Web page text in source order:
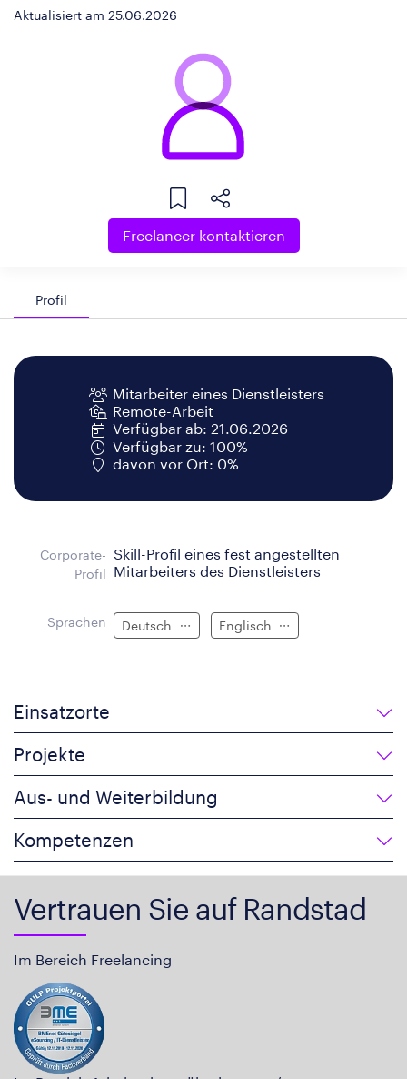
Aktualisiert am 25.06.2026
Freelancer kontaktieren
Profil
Mitarbeiter eines Dienstleisters
Remote-Arbeit
Verfügbar ab: 21.06.2026
Verfügbar zu: 100%
davon vor Ort: 0%
Corporate-
Profil
Skill-Profil eines fest angestellten
Mitarbeiters des Dienstleisters
Sprachen Deutsch Englisch
Einsatzorte
Projekte
Aus- und Weiterbildung
Kompetenzen
Vertrauen Sie auf Randstad
Im Bereich Freelancing